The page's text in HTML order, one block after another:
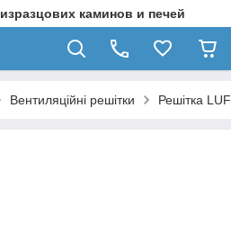
каминов и печей
Вентиляційні решітки Решітка